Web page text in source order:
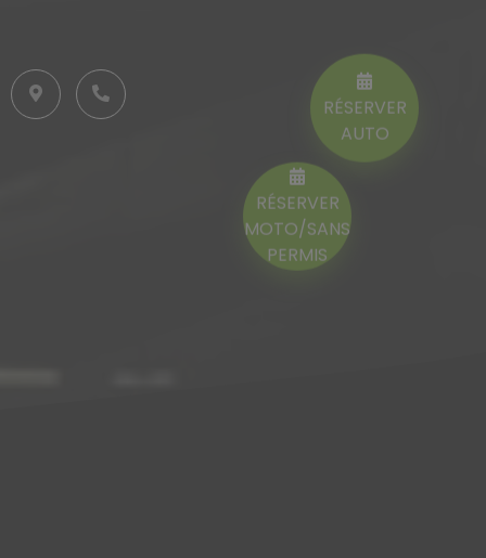
RÉSERVER
AUTO
RÉSERVER
MOTO/SANS
PERMIS